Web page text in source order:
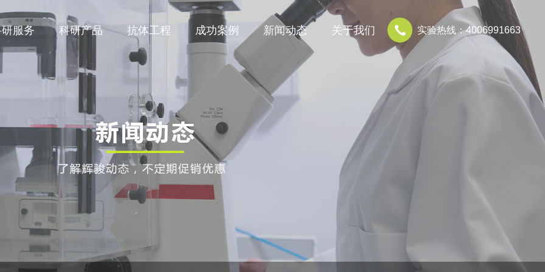
实验热线：4006991663
服务 科研产品 抗体工程 成功案例 新闻动态 关于我们